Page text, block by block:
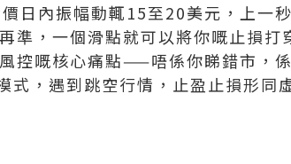
日內振幅動輒15至20美元，上一
準，一個滑點就可以將你嘅止損打
控嘅核心痛點——唔係你睇錯市，
式，遇到跳空行情，止盈止損形同